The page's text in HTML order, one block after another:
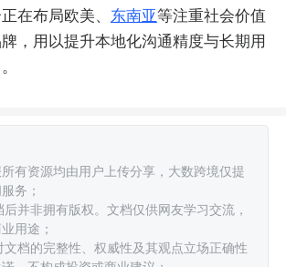
在布局欧美、 东南亚等注重社会价值
，用以提升本地化沟通精度与长期用
有资源均由用户上传分享，大数跨境仅提
务；
并非拥有版权。文档仅供网友学习交流，
用途；
档的完整性、权威性及其观点立场正确性